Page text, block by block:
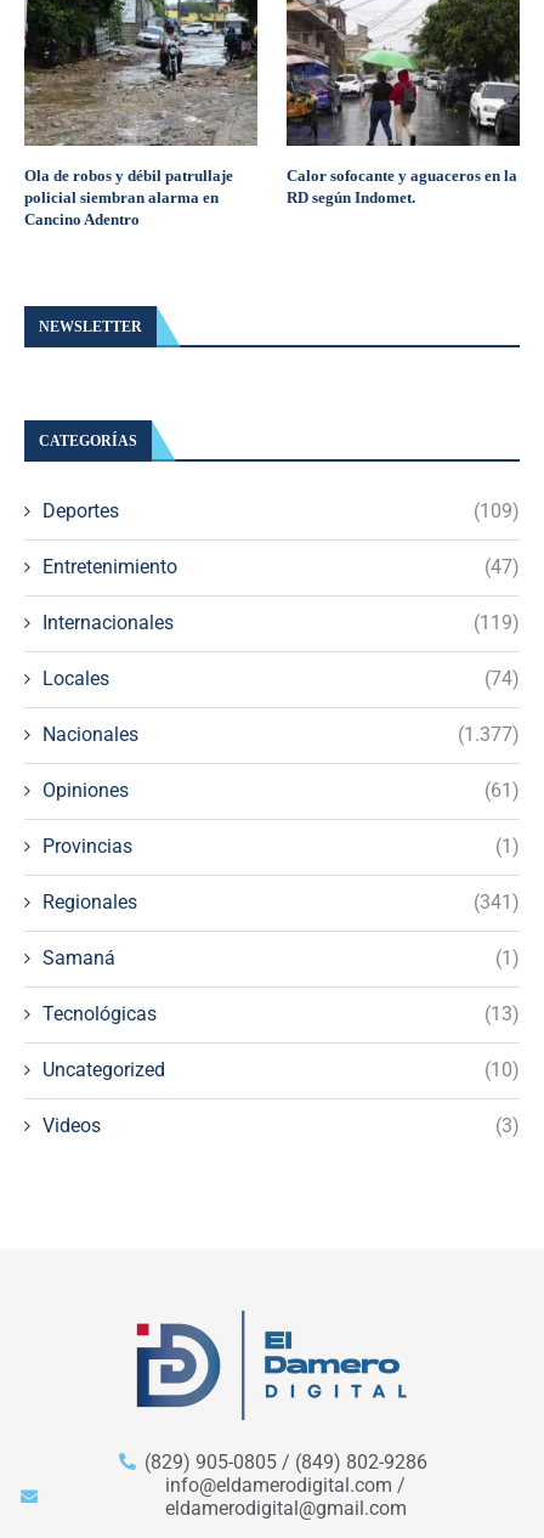
Ola de robos y débil patrullaje
policial siembran alarma en
Cancino Adentro
Calor sofocante y aguaceros en la
RD según Indomet.
NEWSLETTER
CATEGORÍAS
Deportes (109)
Entretenimiento (47)
Internacionales (119)
Locales (74)
Nacionales (1.377)
Opiniones (61)
Provincias (1)
Regionales (341)
Samaná (1)
Tecnológicas (13)
Uncategorized (10)
Videos (3)
(829) 905-0805 / (849) 802-9286
info@eldamerodigital.com /
eldamerodigital@gmail.com